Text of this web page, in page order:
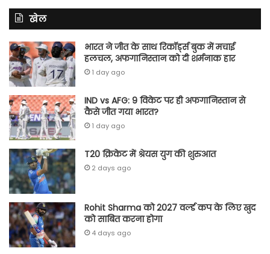
खेल
भारत ने जीत के साथ रिकॉर्ड्स बुक में मचाई
हलचल, अफगानिस्तान को दी शर्मनाक हार
1 day ago
IND vs AFG: 9 विकेट पर ही अफगानिस्तान से
कैसे जीत गया भारत?
1 day ago
T20 क्रिकेट में श्रेयस युग की शुरुआत
2 days ago
Rohit Sharma को 2027 वर्ल्‍ड कप के लिए खुद
को साबित करना होगा
4 days ago